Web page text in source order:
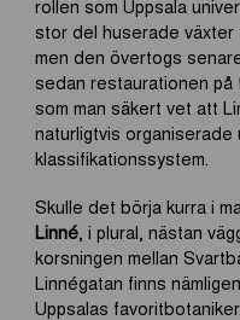
rollen som Uppsala
stor del huserade växter
men den övertogs
sedan restaurationen
som man säkert vet att
naturligtvis organiserade
klassifikationssystem.
Skulle det börja kurra i
Linné, i plural, nästan
korsningen mellan
Linnégatan finns
Uppsalas favoritbotaniker.